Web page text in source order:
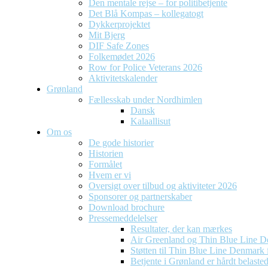
Den mentale rejse – for politibetjente
Det Blå Kompas – kollegatogt
Dykkerprojektet
Mit Bjerg
DIF Safe Zones
Folkemødet 2026
Row for Police Veterans 2026
Aktivitetskalender
Grønland
Fællesskab under Nordhimlen
Dansk
Kalaallisut
Om os
De gode historier
Historien
Formålet
Hvem er vi
Oversigt over tilbud og aktiviteter 2026
Sponsorer og partnerskaber
Download brochure
Pressemeddelelser
Resultater, der kan mærkes
Air Greenland og Thin Blue Line
Støtten til Thin Blue Line Denmark
Betjente i Grønland er hårdt